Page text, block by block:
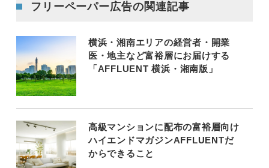
フリーペーパー広告の関連記事
横浜・湘南エリアの経営者・開業
医・地主など富裕層にお届けする
「AFFLUENT 横浜・湘南版」
高級マンションに配布の富裕層向け
ハイエンドマガジンAFFLUENTだ
からできること